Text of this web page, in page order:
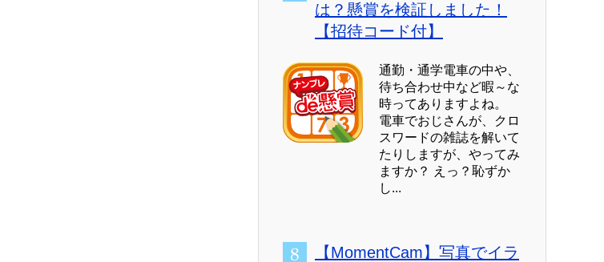
は？懸賞を検証しました！
【招待コード付】
通勤・通学電車の中や、
待ち合わせ中など暇～な
時ってありますよね。
電車でおじさんが、クロ
スワードの雑誌を解いて
たりしますが、やってみ
ますか？ えっ？恥ずか
し...
【MomentCam】写真でイラ